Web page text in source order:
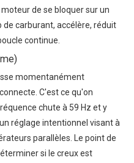
de se bloquer sur un
carburant, accélère, réduit
continue.
momentanément
C'est ce qu'on
chute à 59 Hz et y
réglage intentionnel visant à
parallèles. Le point de
si le creux est